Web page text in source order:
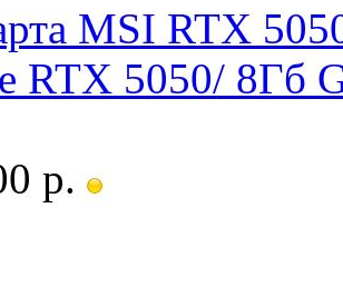
MSI RTX
RTX 5050/ 8Гб
р.